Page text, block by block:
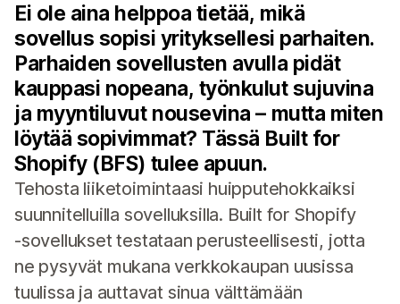
Ei ole aina helppoa tietää, mikä
sovellus sopisi yrityksellesi parhaiten.
Parhaiden sovellusten avulla pidät
kauppasi nopeana, työnkulut sujuvina
ja myyntiluvut nousevina – mutta miten
löytää sopivimmat? Tässä Built for
Shopify (BFS) tulee apuun.
Tehosta liiketoimintaasi huipputehokkaiksi
suunnitelluilla sovelluksilla. Built for Shopify
‑sovellukset testataan perusteellisesti, jotta
ne pysyvät mukana verkkokaupan uusissa
tuulissa ja auttavat sinua välttämään